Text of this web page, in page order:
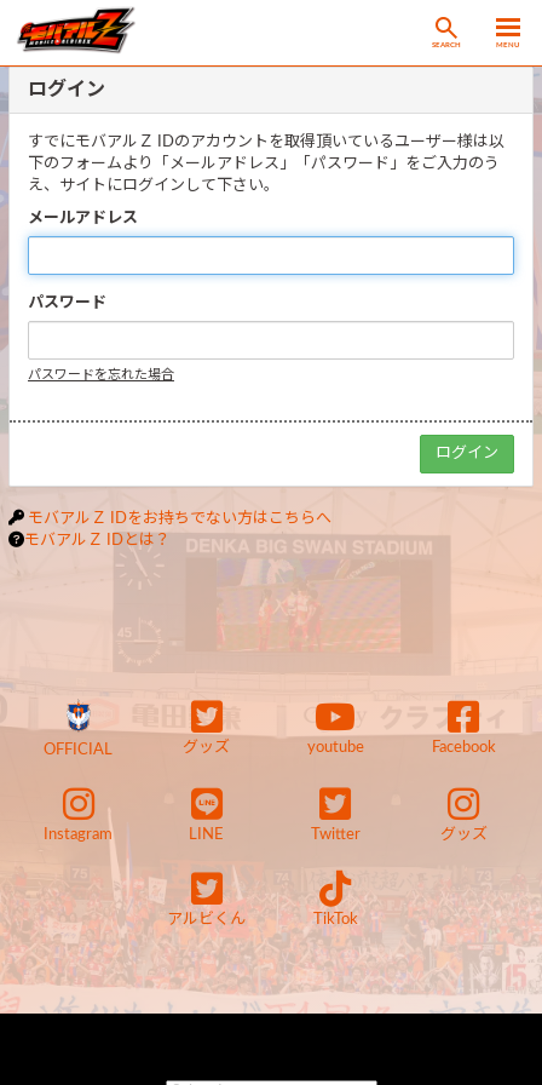
SEARCH MENU
ログイン
すでにモバアルＺ IDのアカウントを取得頂いているユーザー様は以
下のフォームより「メールアドレス」「パスワード」をご入力のう
え、サイトにログインして下さい。
メールアドレス
パスワード
パスワードを忘れた場合
モバアルＺ IDをお持ちでない方はこちらへ
モバアルＺ IDとは？
OFFICIAL グッズ youtube Facebook
Instagram LINE Twitter グッズ
アルビくん TikTok